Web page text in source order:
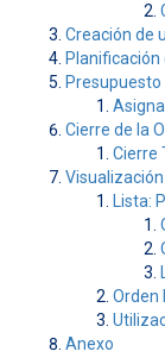
Creación de
Planificación
Presupuesto
Cierre de la
Cierre
Lista:
Orden
Anexo